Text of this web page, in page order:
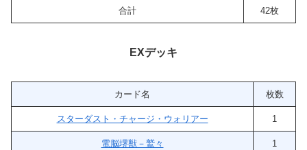
合計 42枚
EXデッキ
カード名 枚数
スターダスト・チャージ・ウォリアー 1
電脳堺獣－鷲々 1